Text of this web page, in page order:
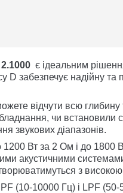
є ідеальним
D забезпечує надійну
відчути всю глибину
чи встановили
звукових діапазонів.
Вт за 2 Ом і до
акустичними
з високою
(10-10000 Гц) і LPF